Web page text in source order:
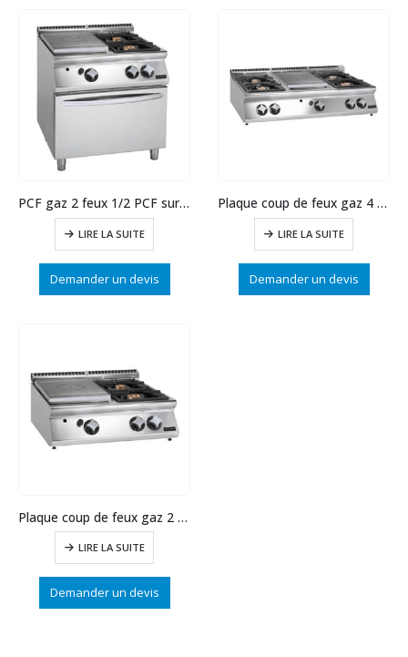
PCF gaz 2 feux 1/2 PCF sur four gaz GN2/1
LIRE LA SUITE
Demander un devis
Plaque coup de feux gaz 4 feux 1/2 PCF
LIRE LA SUITE
Demander un devis
Plaque coup de feux gaz 2 feux 1/2 PCF
LIRE LA SUITE
Demander un devis